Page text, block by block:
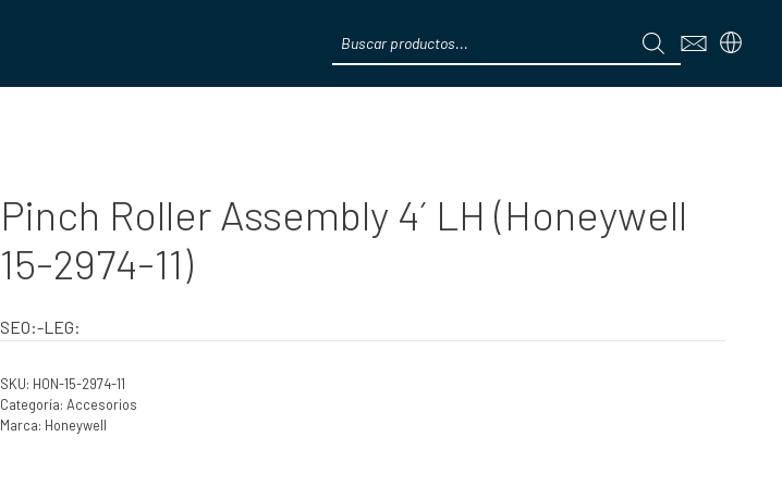
search
Pinch Roller Assembly 4´ LH (Honeywell
15-2974-11)
SEO:-LEG:
SKU: HON-15-2974-11
Categoría: Accesorios
Marca: Honeywell